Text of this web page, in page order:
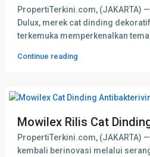
PropertiTerkini.com, (JAKARTA)
Dulux, merek cat dinding dekoratif
terkemuka memperkenalkan tema
Continue reading
Mowilex Rilis Cat
PropertiTerkini.com, (JAKARTA)
kembali berinovasi melalui